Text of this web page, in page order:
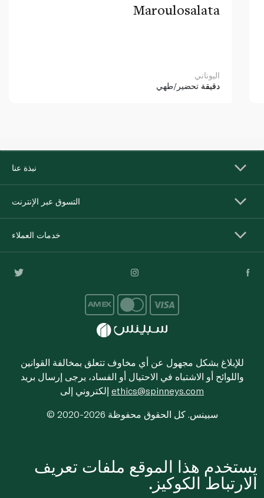
Maroulosalata
اليوناني
دقيقة تحضير/طهي
نبذة عنا
التسوق عبر الإنترنت
خدمات العملاء
للإبلاغ بشكل مجهول عن أي مخاوف تتعلق بمخالفة القوانين
واللوائح أو الاشتباه في الاحتيال أو الفساد، يرجى إرسال بريد
ethics@spinneys.com
© 2020-2026 سبينس. كل الحقوق محفوظة
يستخدم هذا الموقع ملفات تعريف
الارتباط الكوكيز.